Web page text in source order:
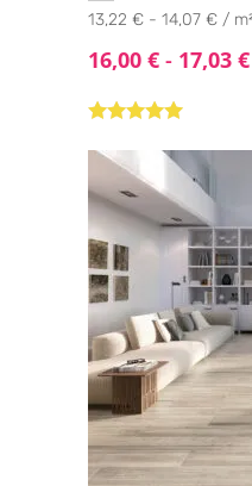
13,22 € - 14,07 € /
16,00 € - 17,03 €
5.00de 5